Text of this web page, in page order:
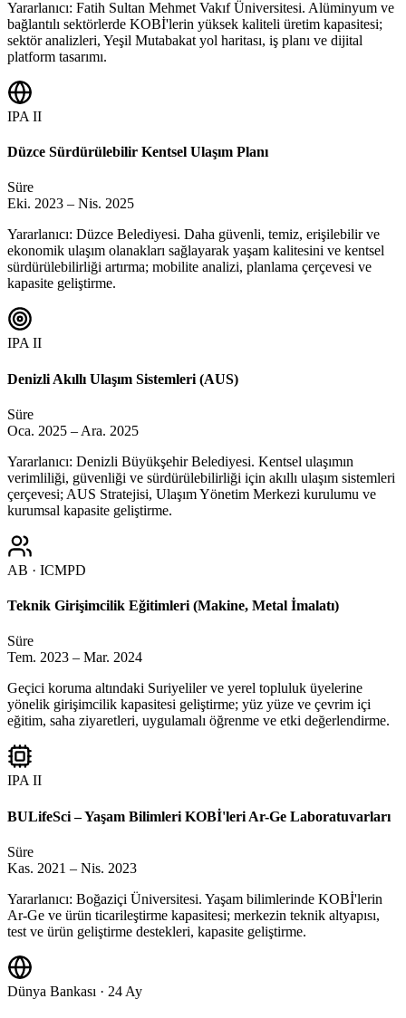
Yararlanıcı: Fatih Sultan Mehmet Vakıf Üniversitesi. Alüminyum ve
bağlantılı sektörlerde KOBİ'lerin yüksek kaliteli üretim kapasitesi;
sektör analizleri, Yeşil Mutabakat yol haritası, iş planı ve dijital
platform tasarımı.
IPA II
Düzce Sürdürülebilir Kentsel Ulaşım Planı
Süre
Eki. 2023 – Nis. 2025
Yararlanıcı: Düzce Belediyesi. Daha güvenli, temiz, erişilebilir ve
ekonomik ulaşım olanakları sağlayarak yaşam kalitesini ve kentsel
sürdürülebilirliği artırma; mobilite analizi, planlama çerçevesi ve
kapasite geliştirme.
IPA II
Denizli Akıllı Ulaşım Sistemleri (AUS)
Süre
Oca. 2025 – Ara. 2025
Yararlanıcı: Denizli Büyükşehir Belediyesi. Kentsel ulaşımın
verimliliği, güvenliği ve sürdürülebilirliği için akıllı ulaşım sistemleri
çerçevesi; AUS Stratejisi, Ulaşım Yönetim Merkezi kurulumu ve
kurumsal kapasite geliştirme.
AB · ICMPD
Teknik Girişimcilik Eğitimleri (Makine, Metal İmalatı)
Süre
Tem. 2023 – Mar. 2024
Geçici koruma altındaki Suriyeliler ve yerel topluluk üyelerine
yönelik girişimcilik kapasitesi geliştirme; yüz yüze ve çevrim içi
eğitim, saha ziyaretleri, uygulamalı öğrenme ve etki değerlendirme.
IPA II
BULifeSci – Yaşam Bilimleri KOBİ'leri Ar-Ge Laboratuvarları
Süre
Kas. 2021 – Nis. 2023
Yararlanıcı: Boğaziçi Üniversitesi. Yaşam bilimlerinde KOBİ'lerin
Ar-Ge ve ürün ticarileştirme kapasitesi; merkezin teknik altyapısı,
test ve ürün geliştirme destekleri, kapasite geliştirme.
Dünya Bankası · 24 Ay